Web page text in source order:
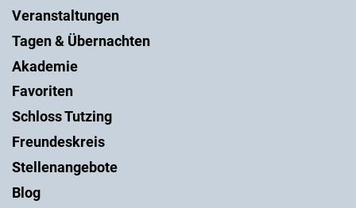
Veranstaltungen
Tagen & Übernachten
Akademie
Favoriten
Schloss Tutzing
Freundeskreis
Stellenangebote
Blog